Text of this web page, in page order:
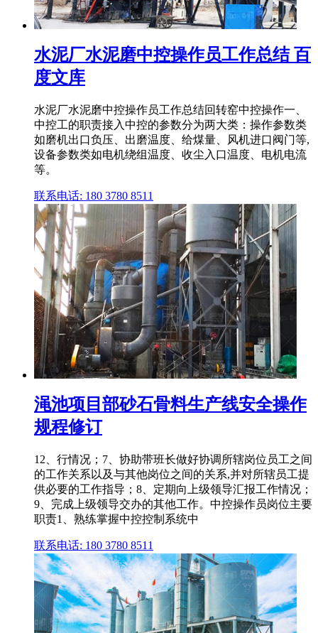
水泥厂水泥磨中控操作员工作总结 百
度文库
水泥厂水泥磨中控操作员工作总结回转窑中控操作一、
中控工的职责接入中控的参数分为两大类：操作参数类
如磨机出口负压、出磨温度、给煤量、风机进口阀门等,
设备参数类如电机绕组温度、收尘入口温度、电机电流
等。
联系电话: 180 3780 8511
渑池项目部砂石骨料生产线安全操作
规程修订
12、行情况；7、协助带班长做好协调所辖岗位员工之间
的工作关系以及与其他岗位之间的关系,并对所辖员工提
供必要的工作指导；8、定期向上级领导汇报工作情况；
9、完成上级领导交办的其他工作。中控操作员岗位主要
职责1、熟练掌握中控控制系统中
联系电话: 180 3780 8511